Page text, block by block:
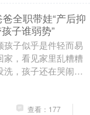
全职带娃“产后抑
子谁弱势”
子似乎是件轻而易
，看见家里乱糟糟
，孩子还在哭闹，
是带个孩子吗？怎么
查看：177